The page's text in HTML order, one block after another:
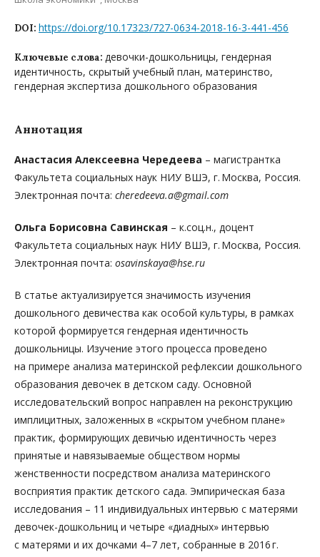
DOI: https://doi.org/10.17323/727-0634-2018-16-3-441-456
Ключевые слова: девочки-дошкольницы, гендерная
идентичность, скрытый учебный план, материнство,
гендерная экспертиза дошкольного образования
Аннотация
Анастасия Алексеевна Чередеева – магистрантка
Факультета социальных наук НИУ ВШЭ, г. Москва, Россия.
Электронная почта: cheredeeva.a@gmail.com
Ольга Борисовна Савинская – к.соц.н., доцент
Факультета социальных наук НИУ ВШЭ, г. Москва, Россия.
Электронная почта: osavinskaya@hse.ru
В статье актуализируется значимость изучения
дошкольного девичества как особой культуры, в рамках
которой формируется гендерная идентичность
дошкольницы. Изучение этого процесса проведено
на примере анализа материнской рефлексии дошкольного
образования девочек в детском саду. Основной
исследовательский вопрос направлен на реконструкцию
имплицитных, заложенных в «скрытом учебном плане»
практик, формирующих девичью идентичность через
принятые и навязываемые обществом нормы
женственности посредством анализа материнского
восприятия практик детского сада. Эмпирическая база
исследования – 11 индивидуальных интервью с матерями
девочек-дошкольниц и четыре «диадных» интервью
с матерями и их дочками 4–7 лет, собранные в 2016 г.